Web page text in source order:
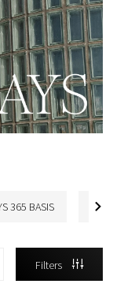
365 BASIS
Filters